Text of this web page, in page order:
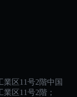
区11号2階中国
区11号2階；